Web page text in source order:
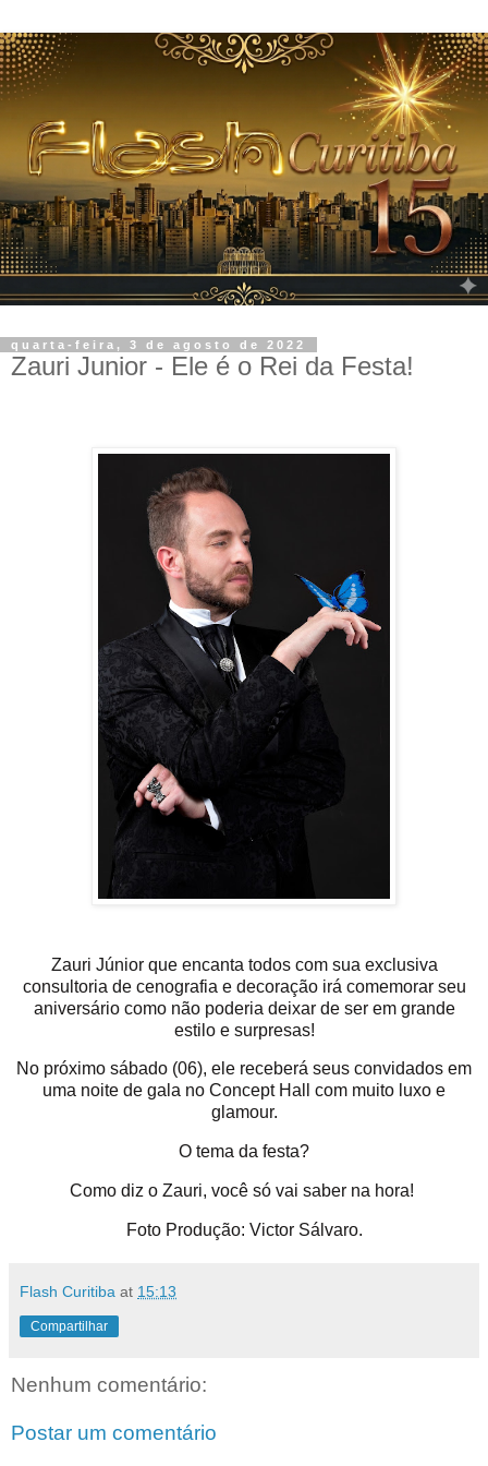
quarta-feira, 3 de agosto de 2022
Zauri Junior - Ele é o Rei da Festa!
Zauri Júnior que encanta todos com sua exclusiva
consultoria de cenografia e decoração irá comemorar seu
aniversário como não poderia deixar de ser em grande
estilo e surpresas!
No próximo sábado (06), ele receberá seus convidados em
uma noite de gala no Concept Hall com muito luxo e
glamour.
O tema da festa?
Como diz o Zauri, você só vai saber na hora!
Foto Produção: Victor Sálvaro.
Flash Curitiba at 15:13
Compartilhar
Nenhum comentário:
Postar um comentário